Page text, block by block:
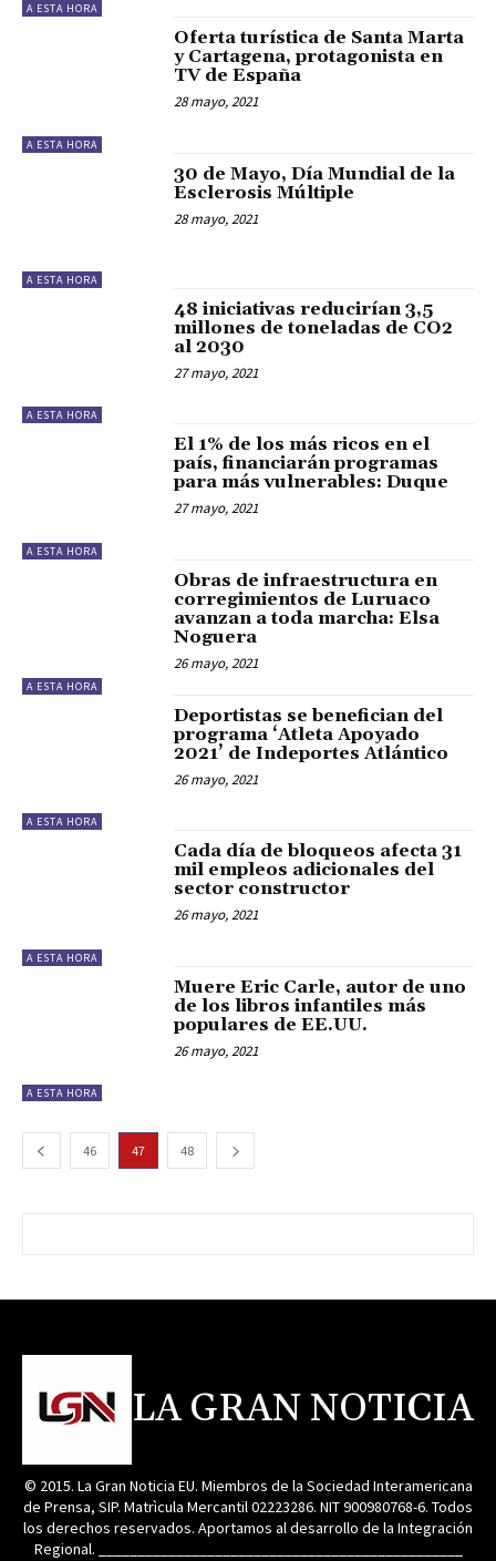
A ESTA HORA
A ESTA HORA
Oferta turística de Santa Marta
y Cartagena, protagonista en
TV de España
28 mayo, 2021
A ESTA HORA
30 de Mayo, Día Mundial de la
Esclerosis Múltiple
28 mayo, 2021
A ESTA HORA
48 iniciativas reducirían 3,5
millones de toneladas de CO2
al 2030
27 mayo, 2021
A ESTA HORA
El 1% de los más ricos en el
país, financiarán programas
para más vulnerables: Duque
27 mayo, 2021
A ESTA HORA
Obras de infraestructura en
corregimientos de Luruaco
avanzan a toda marcha: Elsa
Noguera
26 mayo, 2021
A ESTA HORA
Deportistas se benefician del
programa ‘Atleta Apoyado
2021’ de Indeportes Atlántico
26 mayo, 2021
A ESTA HORA
Cada día de bloqueos afecta 31
mil empleos adicionales del
sector constructor
26 mayo, 2021
A ESTA HORA
Muere Eric Carle, autor de uno
de los libros infantiles más
populares de EE.UU.
26 mayo, 2021
46 47 48
LA GRAN NOTICIA
© 2015. La Gran Noticia EU. Miembros de la Sociedad Interamericana
de Prensa, SIP. Matrìcula Mercantil 02223286. NIT 900980768-6. Todos
los derechos reservados. Aportamos al desarrollo de la Integración
Regional. _______________________________________________